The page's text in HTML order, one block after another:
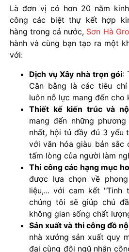
Là đơn vị có hơn 20 năm
công các biệt thự kết hợp
hàng trong cả nước, Sơn Hà
hành và cùng bạn tạo ra một
với:
Dịch vụ Xây nhà trọn gói:
Cân bằng là các tiêu
luôn nỗ lực mang đến cho
Thiết kế kiến trúc và
mang đến những
nhất, hội tủ đầy đủ 3 yếu
với văn hóa giàu bản sắc
tấm lòng của người làm
Thi công các hạng mục
được lựa chọn về
liệu,... với cam kết "Tinh
chúng tôi sẽ giúp chủ
không gian sống chất
Sản xuất và thi công đồ
nhà xưởng sản xuất quy
đại cùng đội ngũ nhân